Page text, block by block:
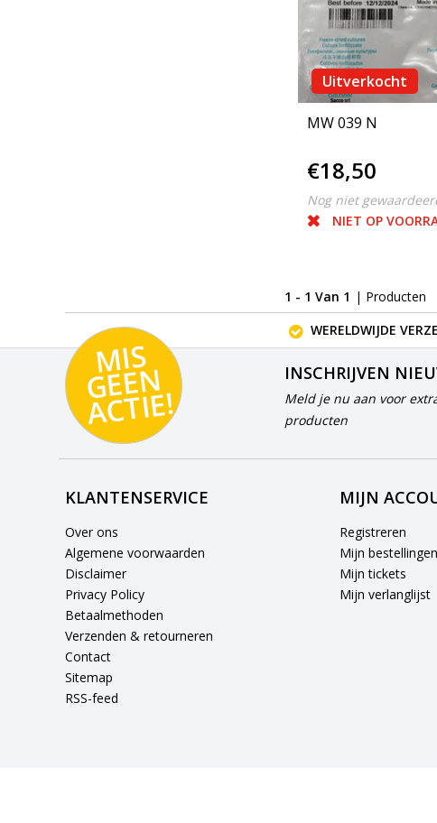
Uitverkocht
MW 039 N
€18,50
Nog niet
NIET OP
1 - 1 Van 1 | Producten
WERELDWIJDE
MI
S
G
E
E
N
A
C
TI
E!
INSCHRIJVEN
Meld je nu aan voor
producten
KLANTENSERVICE
Over ons
Algemene voorwaarden
Disclaimer
Privacy Policy
Betaalmethoden
Verzenden & retourneren
Contact
Sitemap
RSS-feed
MIJN
Registreren
Mijn bestellingen
Mijn tickets
Mijn verlanglijst